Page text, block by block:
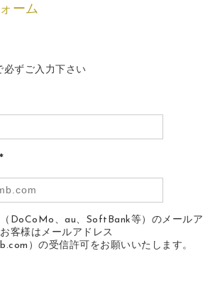
ーム
必ずご入力下さい
*
DoCoMo、au、SoftBank等）のメールア
客様はメールアドレス
）の受信許可をお願いいたします。